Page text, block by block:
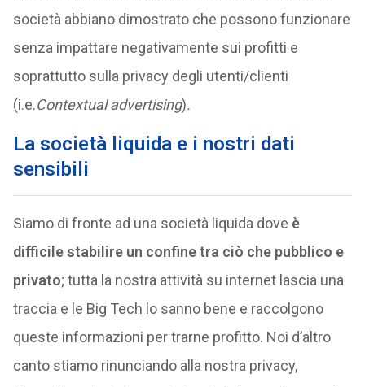
società abbiano dimostrato che possono funzionare
senza impattare negativamente sui profitti e
soprattutto sulla privacy degli utenti/clienti
(i.e.Contextual advertising).
La società liquida e i nostri dati
sensibili
Siamo di fronte ad una società liquida dove è
difficile stabilire un confine tra ciò che pubblico e
privato; tutta la nostra attività su internet lascia una
traccia e le Big Tech lo sanno bene e raccolgono
queste informazioni per trarne profitto. Noi d’altro
canto stiamo rinunciando alla nostra privacy,